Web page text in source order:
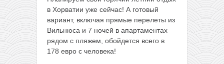
в Хорватии уже сейчас! А готовый
вариант, включая прямые перелеты из
Вильнюса и 7 ночей в апартаментах
рядом с пляжем, обойдется всего в
178 евро с человека!